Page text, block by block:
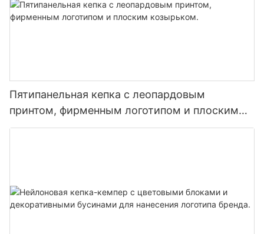
Пятипанельная кепка с леопардовым
принтом, фирменным логотипом и плоским
козырьком.